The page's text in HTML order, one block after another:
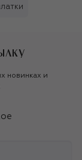
новинках и